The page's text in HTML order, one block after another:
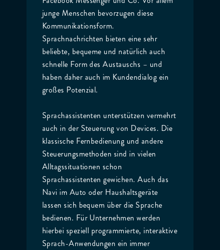
junge Menschen bevorzugen diese
Kommunikationsform.
Sprachnachrichten bieten eine sehr
beliebte, bequeme und natürlich auch
schnelle Form des Austauschs – und
haben daher auch im Kundendialog ein
großes Potenzial.
Sprachassistenten unterstützen vermehrt
auch in der Steuerung von Devices. Die
klassische Fernbedienung und andere
Steuerungsmethoden sind in vielen
Alltagssituationen schon
Sprachassistenten gewichen. Auch das
Navi im Auto oder Haushaltsgeräte
lassen sich bequem über die Sprache
bedienen. Für Unternehmen werden
hierbei speziell programmierte, interaktive
Sprach-Anwendungen ein immer